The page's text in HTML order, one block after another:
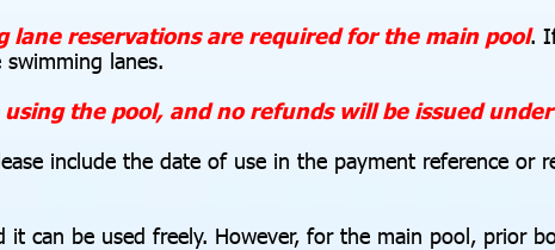
lane reservations are required for the main pool.
lanes.
the pool, and no refunds will be issued
include the date of use in the payment reference or
can be used freely. However, for the main pool, prior